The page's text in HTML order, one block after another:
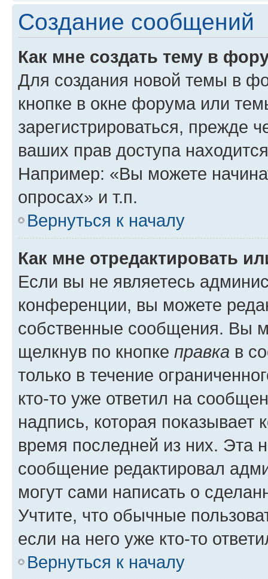
Создание сообщений
Как мне создать тему в
Для создания новой темы в
кнопке в окне форума или
зарегистрироваться, прежде
ваших прав доступа
Например: «Вы можете
опросах» и т.п.
Вернуться к началу
Как мне отредактировать
Если вы не являетесь
конференции, вы можете
собственные сообщения. Вы
щелкнув по кнопке правка в
только в течение
кто-то уже ответил на
надпись, которая показывает
время последней из них. Эта
сообщение редактировал
могут сами написать о
Учтите, что обычные
если на него уже кто-то
Вернуться к началу